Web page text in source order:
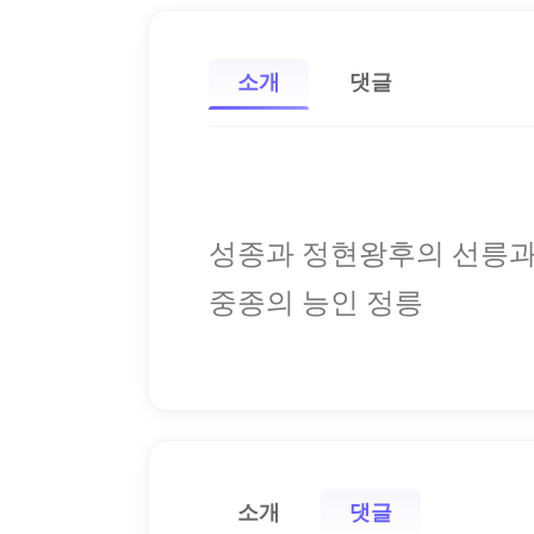
소개 댓글
성종과 정현왕후의 선릉
중종의 능인 정릉
소개 댓글